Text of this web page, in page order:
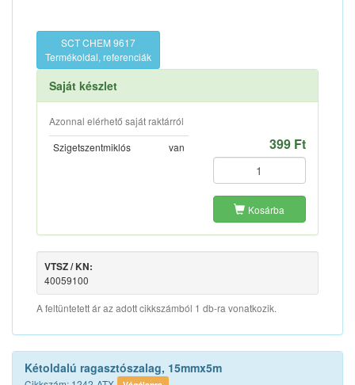
SCT CHEM 9617
Termékoldal, referenciák
Saját készlet
Azonnal elérhető saját raktárról
Szigetszentmiklós
van 399 Ft
Kosárba
VTSZ / KN:
40059100
A feltüntetett ár az adott cikkszámból 1 db-ra vonatkozik.
Kétoldalú ragasztószalag, 15mmx5m